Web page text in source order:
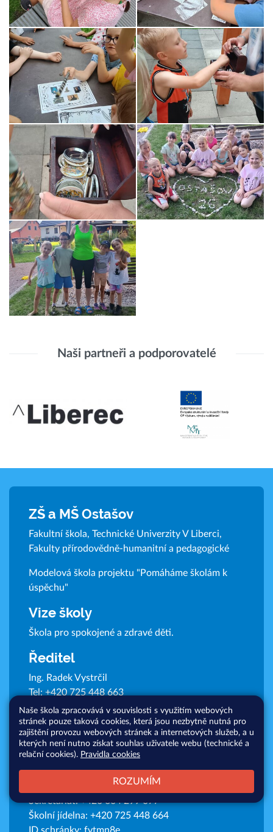
Naši partneři a podporovatelé
ZŠ a MŠ Ostašov
Fakultní škola, Technické Univerzity V Liberci,
Fakulty přírodovědně-humanitní a pedagogické
Modelová škola projektu "Pomáháme školám k
úspěchu"
Vize školy
Škola pro spokojené a zdravé děti.
Ředitel
Ing. Radek Vystrčil
Tel:+420 725 448 663
E-mail: radek.vystrcil@zsostasov.cz
Sekretariát:+420 604 299 077
Školní jídelna: +420 725 448 664
Naše škola zpracovává v souvislosti s využitím webových
stránek pouze taková cookies, která jsou nezbytně nutná pro
zajištění provozu webových stránek a internetových služeb, a u
kterých není nutno získat souhlas uživatele webu (technické a
relační cookies). Pravidla cookies
ROZUMÍM